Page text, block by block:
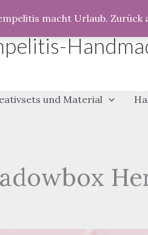
macht Urlaub. Zurück
und Material